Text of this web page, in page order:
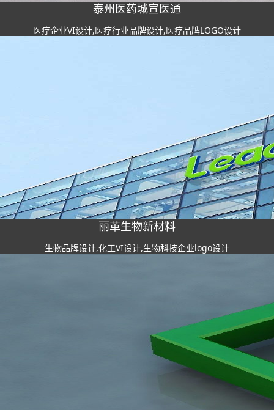
泰州医药城宣医通
医疗企业VI设计,医疗行业品牌设计,医疗品牌LOGO设计
丽革生物新材料
生物品牌设计,化工VI设计,生物科技企业logo设计